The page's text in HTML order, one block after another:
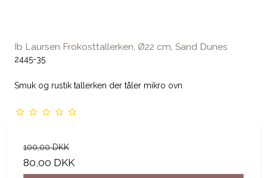
Ib Laursen Frokosttallerken, Ø22 cm, Sand Dunes
2445-35
Smuk og rustik tallerken der tåler mikro ovn
100,00 DKK
80,00 DKK